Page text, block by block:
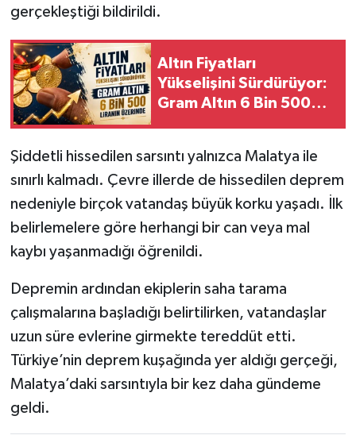
gerçekleştiği bildirildi.
Altın Fiyatları
Yükselişini Sürdürüyor:
Gram Altın 6 Bin 500
Şiddetli hissedilen sarsıntı yalnızca Malatya ile
sınırlı kalmadı. Çevre illerde de hissedilen deprem
nedeniyle birçok vatandaş büyük korku yaşadı. İlk
belirlemelere göre herhangi bir can veya mal
kaybı yaşanmadığı öğrenildi.
Depremin ardından ekiplerin saha tarama
çalışmalarına başladığı belirtilirken, vatandaşlar
uzun süre evlerine girmekte tereddüt etti.
Türkiye’nin deprem kuşağında yer aldığı gerçeği,
Malatya’daki sarsıntıyla bir kez daha gündeme
geldi.